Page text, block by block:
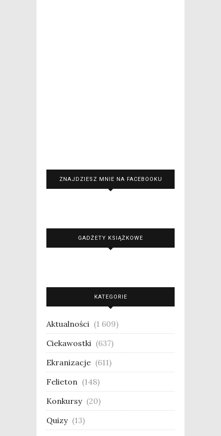
ZNAJDZIESZ MNIE NA FACEBOOKU
GADŻETY KSIĄŻKOWE
KATEGORIE
Aktualności (1 609)
Ciekawostki (637)
Ekranizacje (611)
Felieton (148)
Konkursy (20)
Quizy (13)